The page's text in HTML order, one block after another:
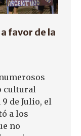
favor de la
cultural
de Julio, el
a los
no